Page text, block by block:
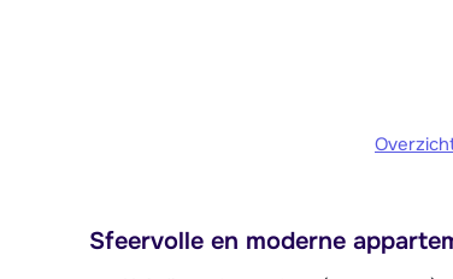
Sfeervolle en moderne